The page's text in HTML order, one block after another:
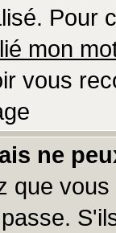
Pour
mon
vous
ne
que